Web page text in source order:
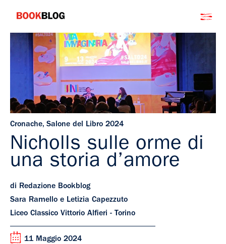
contenuto
Bookblog
Cronache, Salone del Libro 2024
Nicholls sulle orme di
una storia d’amore
di Redazione Bookblog
Sara Ramello e Letizia Capezzuto
Liceo Classico Vittorio Alfieri - Torino
11 Maggio 2024